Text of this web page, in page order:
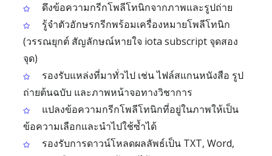
ดึงข้อความกรีกโพลีโทนิกจากภาพและรูปถ่าย
รู้จำตัวอักษรกรีกพร้อมเครื่องหมายโพลีโทนิก
(วรรณยุกต์ สัญลักษณ์หายใจ iota subscript จุดสอง
จุด)
รองรับแหล่งที่มาทั่วไป เช่น ไฟล์สแกนหนังสือ รูป
ถ่ายต้นฉบับ และภาพหน้าจอทางวิชาการ
แปลงข้อความกรีกโพลีโทนิกที่อยู่ในภาพให้เป็น
ข้อความเลือกและนำไปใช้ซ้ำได้
รองรับการดาวน์โหลดผลลัพธ์เป็น TXT, Word,